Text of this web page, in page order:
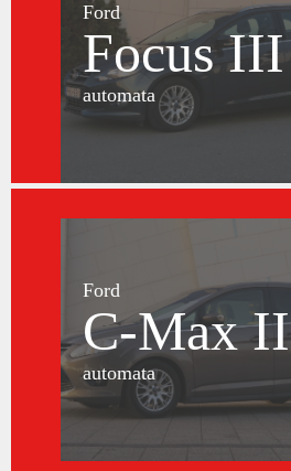
Ford
Focus III
automata
Ford
C-Max II
automata